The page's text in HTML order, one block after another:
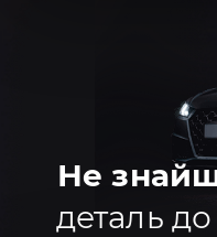
Не
деталь